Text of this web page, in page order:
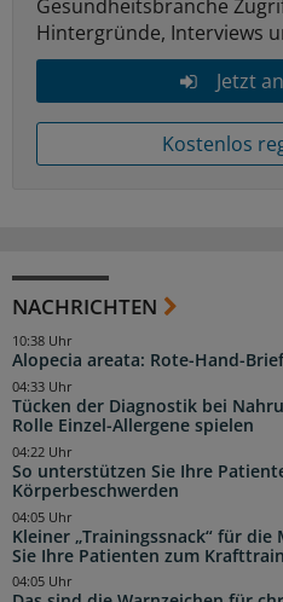
Gesundheitsbranche
Hintergründe, Interviews
Jetzt
Kostenlos
NACHRICHTEN
Alopecia areata: Rote-Hand-
10:38 Uhr
Tücken der Diagnostik bei
Rolle Einzel-Allergene spielen
04:33 Uhr
So unterstützen Sie Ihre
Körperbeschwerden
04:22 Uhr
Kleiner „Trainingssnack“ für
Sie Ihre Patienten zum
04:05 Uhr
04:05 Uhr